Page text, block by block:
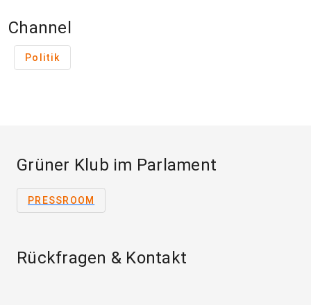
Channel
Politik
Grüner Klub im Parlament
PRESSROOM
Rückfragen & Kontakt